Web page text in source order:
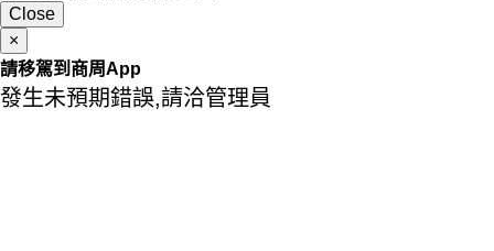
Close
×
請移駕到商周App
發生未預期錯誤,請洽管理員